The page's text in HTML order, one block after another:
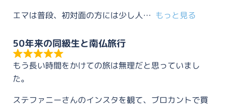
エマは普段、初対面の方には少し人
もっと見る
50年来の同級生と南仏旅行
もう長い時間をかけての旅は無理だと思っていまし
た。
ステファニーさんのインスタを観て、ブロカントで買